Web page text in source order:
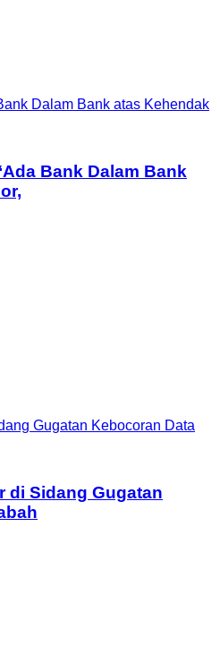
Dalam Bank atas Kehendak
Bank Dalam Bank
Gugatan Kebocoran Data
di Sidang Gugatan